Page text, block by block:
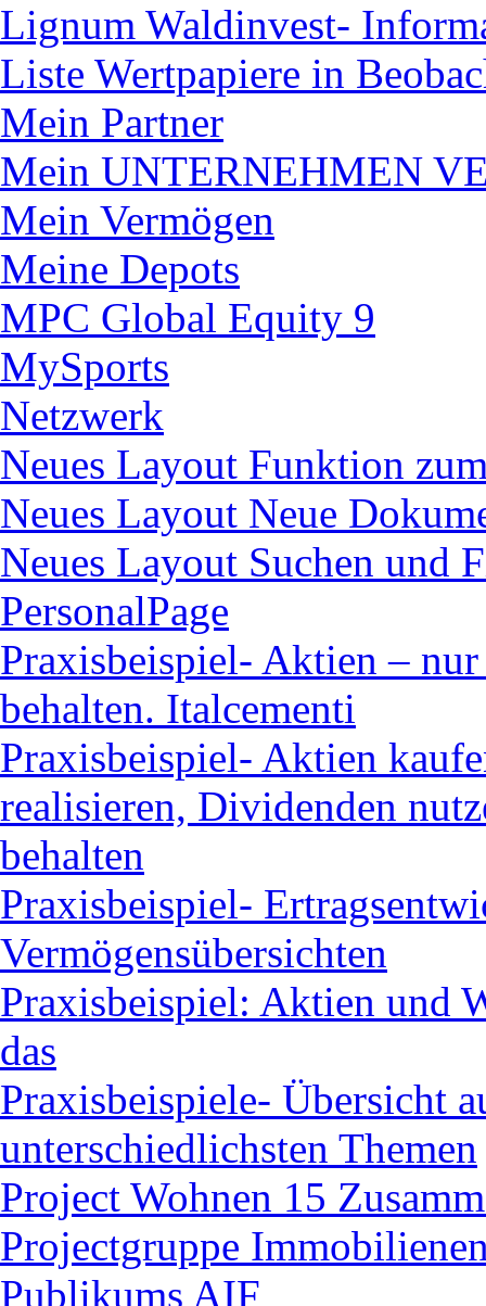
Lignum Waldinvest-
Liste Wertpapiere in
Mein Partner
Mein UNTERNEHMEN
Mein Vermögen
Meine Depots
MPC Global Equity 9
MySports
Netzwerk
Neues Layout Funktion
Neues Layout Neue
Neues Layout Suchen und
PersonalPage
Praxisbeispiel- Aktien –
behalten. Italcementi
Praxisbeispiel- Aktien
realisieren, Dividenden
behalten
Praxisbeispiel-
Vermögensübersichten
Praxisbeispiel: Aktien und
das
Praxisbeispiele- Übersicht
unterschiedlichsten Themen
Project Wohnen 15
Projectgruppe
Publikums AIF